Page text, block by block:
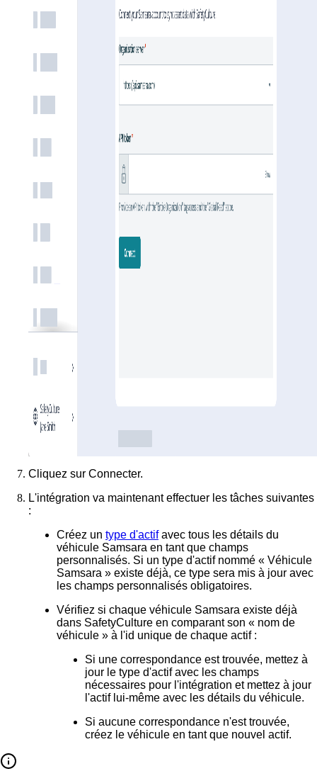
Cliquez sur Connecter.
L'intégration va maintenant effectuer les tâches suivantes
:
Créez un type d'actif avec tous les détails du
véhicule Samsara en tant que champs
personnalisés. Si un type d'actif nommé « Véhicule
Samsara » existe déjà, ce type sera mis à jour avec
les champs personnalisés obligatoires.
Vérifiez si chaque véhicule Samsara existe déjà
dans SafetyCulture en comparant son « nom de
véhicule » à l'id unique de chaque actif :
Si une correspondance est trouvée, mettez à
jour le type d'actif avec les champs
nécessaires pour l'intégration et mettez à jour
l'actif lui-même avec les détails du véhicule.
Si aucune correspondance n'est trouvée,
créez le véhicule en tant que nouvel actif.